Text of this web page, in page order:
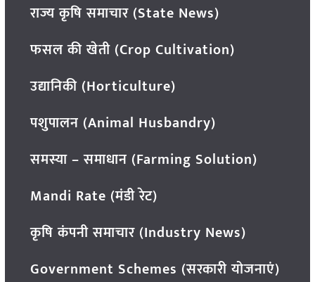
राज्य कृषि समाचार (State News)
फसल की खेती (Crop Cultivation)
उद्यानिकी (Horticulture)
पशुपालन (Animal Husbandry)
समस्या – समाधान (Farming Solution)
Mandi Rate (मंडी रेट)
कृषि कंपनी समाचार (Industry News)
Government Schemes (सरकारी योजनाएं)